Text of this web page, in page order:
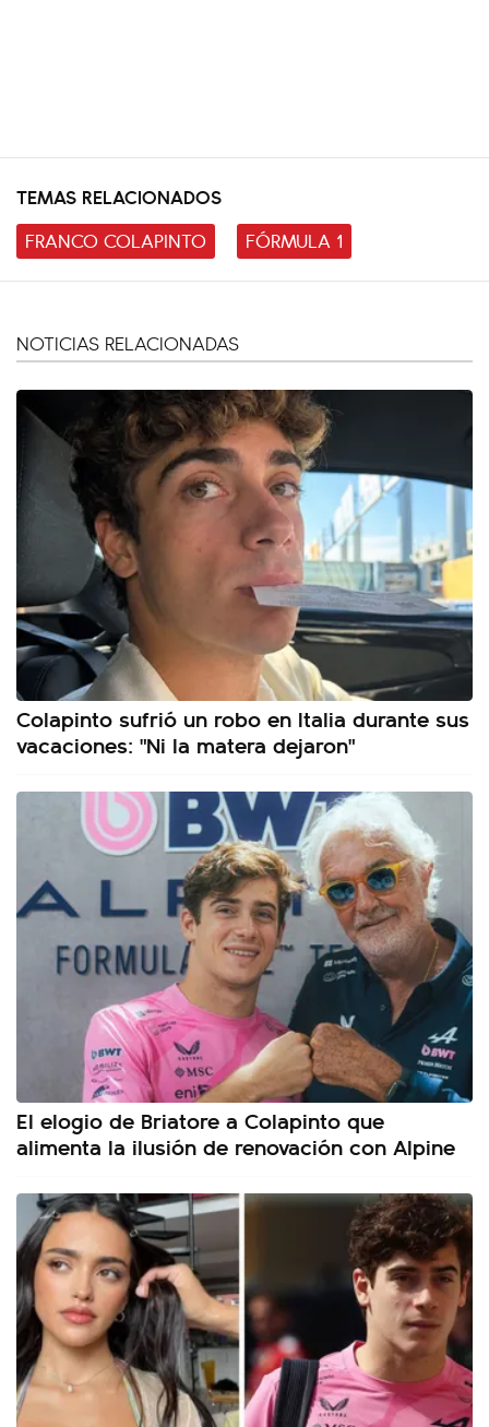
TEMAS RELACIONADOS
FRANCO COLAPINTO
FÓRMULA 1
NOTICIAS RELACIONADAS
Colapinto sufrió un robo en Italia durante sus
vacaciones: "Ni la matera dejaron"
El elogio de Briatore a Colapinto que
alimenta la ilusión de renovación con Alpine